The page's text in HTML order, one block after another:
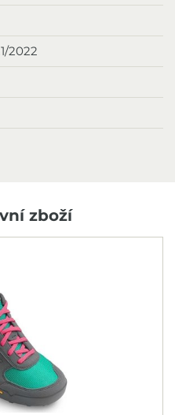
2022
zboží